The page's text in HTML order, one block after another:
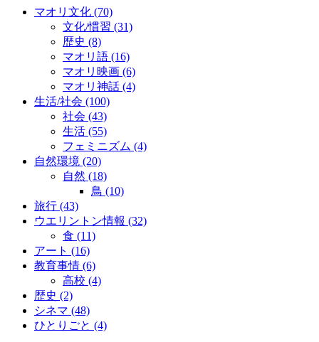
マオリ文化 (70)
文化/慣習 (31)
歴史 (8)
マオリ語 (16)
マオリ映画 (6)
マオリ神話 (4)
生活/社会 (100)
社会 (43)
生活 (55)
フェミニズム (4)
自然環境 (20)
自然 (18)
鳥 (10)
旅行 (43)
ウエリントン情報 (32)
食 (11)
アート (16)
教育事情 (6)
高校 (4)
歴史 (2)
シネマ (48)
ひとりごと (4)